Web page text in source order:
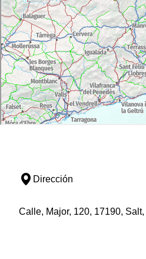
Dirección
Calle, Major, 120, 17190,